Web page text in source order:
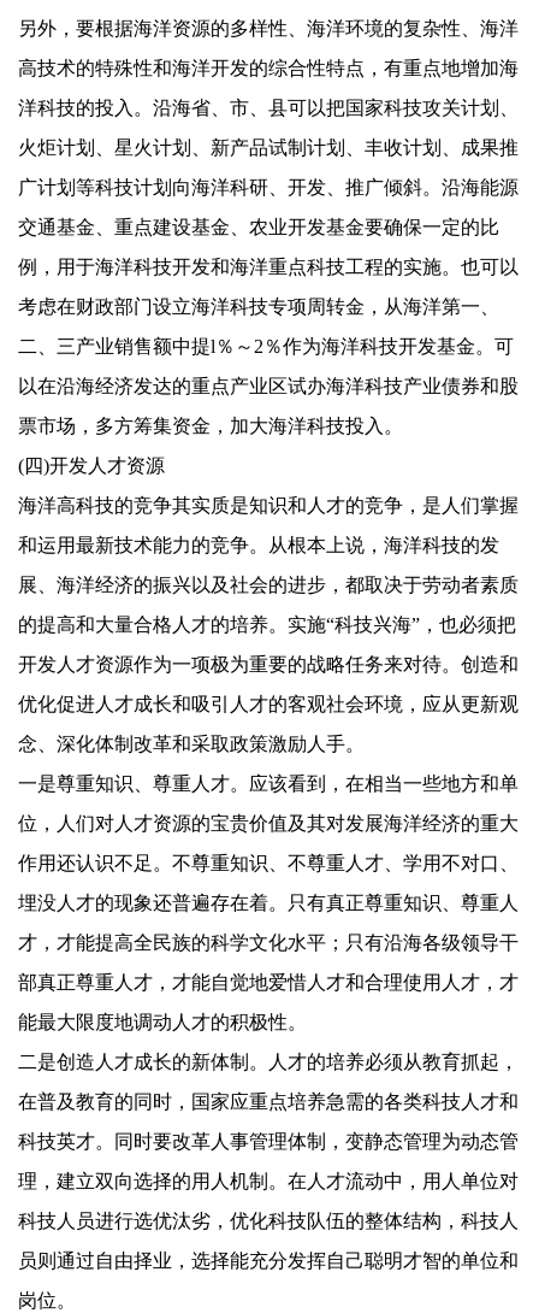
另外，要根据海洋资源的多样性、海洋环境的复杂性、海洋
高技术的特殊性和海洋开发的综合性特点，有重点地增加海
洋科技的投入。沿海省、市、县可以把国家科技攻关计划、
火炬计划、星火计划、新产品试制计划、丰收计划、成果推
广计划等科技计划向海洋科研、开发、推广倾斜。沿海能源
交通基金、重点建设基金、农业开发基金要确保一定的比
例，用于海洋科技开发和海洋重点科技工程的实施。也可以
考虑在财政部门设立海洋科技专项周转金，从海洋第一、
二、三产业销售额中提l ％～ 2 ％作为海洋科技开发基金。可
以在沿海经济发达的重点产业区试办海洋科技产业债券和股
票市场，多方筹集资金，加大海洋科技投入。
(四)开发人才资源
海洋高科技的竞争其实质是知识和人才的竞争，是人们掌握
和运用最新技术能力的竞争。从根本上说，海洋科技的发
展、海洋经济的振兴以及社会的进步，都取决于劳动者素质
的提高和大量合格人才的培养。实施“科技兴海”，也必须把
开发人才资源作为一项极为重要的战略任务来对待。创造和
优化促进人才成长和吸引人才的客观社会环境，应从更新观
念、深化体制改革和采取政策激励人手。
一是尊重知识、尊重人才。应该看到，在相当一些地方和单
位，人们对人才资源的宝贵价值及其对发展海洋经济的重大
作用还认识不足。不尊重知识、不尊重人才、学用不对口、
埋没人才的现象还普遍存在着。只有真正尊重知识、尊重人
才，才能提高全民族的科学文化水平；只有沿海各级领导干
部真正尊重人才，才能自觉地爱惜人才和合理使用人才，才
能最大限度地调动人才的积极性。
二是创造人才成长的新体制。人才的培养必须从教育抓起，
在普及教育的同时，国家应重点培养急需的各类科技人才和
科技英才。同时要改革人事管理体制，变静态管理为动态管
理，建立双向选择的用人机制。在人才流动中，用人单位对
科技人员进行选优汰劣，优化科技队伍的整体结构，科技人
员则通过自由择业，选择能充分发挥自己聪明才智的单位和
岗位。